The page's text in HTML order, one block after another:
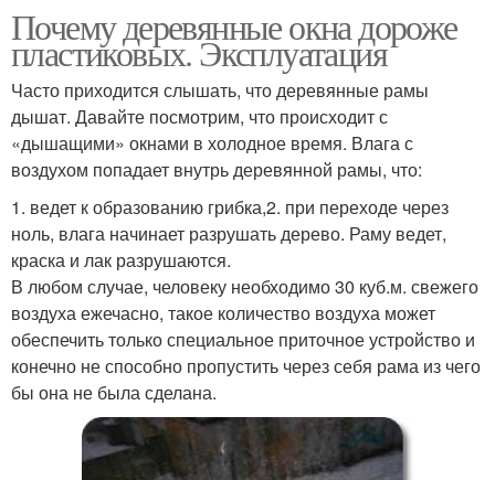
Почему деревянные окна дороже
пластиковых. Эксплуатация
Часто приходится слышать, что деревянные рамы
дышат. Давайте посмотрим, что происходит с
«дышащими» окнами в холодное время. Влага с
воздухом попадает внутрь деревянной рамы, что:
1. ведет к образованию грибка,2. при переходе через
ноль, влага начинает разрушать дерево. Раму ведет,
краска и лак разрушаются.
В любом случае, человеку необходимо 30 куб.м. свежего
воздуха ежечасно, такое количество воздуха может
обеспечить только специальное приточное устройство и
конечно не способно пропустить через себя рама из чего
бы она не была сделана.